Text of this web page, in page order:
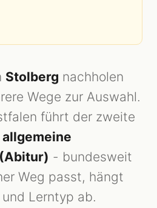
Stolberg nachholen
Wege zur Auswahl.
führt der zweite
allgemeine
- bundesweit
Weg passt, hängt
Lerntyp ab.